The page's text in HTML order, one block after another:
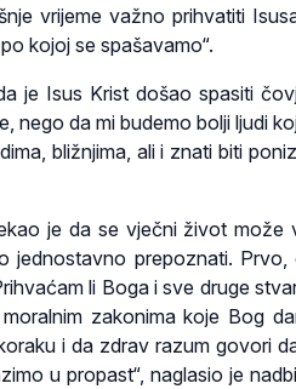
vrijeme važno prihvatiti
kojoj se spašavamo“.
je Isus Krist došao spasiti
nego da mi budemo bolji ljudi
bližnjima, ali i znati biti
je da se vječni život može
jednostavno prepoznati. Prvo,
li Boga i sve druge
zakonima koje Bog
i da zdrav razum govori
u propast“, naglasio je